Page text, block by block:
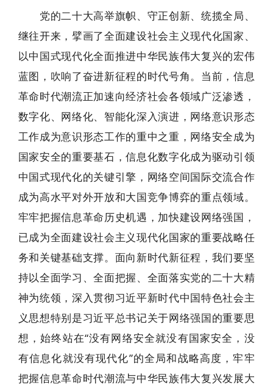
党的二十大高举旗帜、守正创新、统揽全局、
继往开来，擘画了全面建设社会主义现代化国家、
以中国式现代化全面推进中华民族伟大复兴的宏伟
蓝图，吹响了奋进新征程的时代号角。当前，信息
革命时代潮流正加速向经济社会各领域广泛渗透，
数字化、网络化、智能化深入演进，网络意识形态
工作成为意识形态工作的重中之重，网络安全成为
国家安全的重要基石，信息化数字化成为驱动引领
中国式现代化的关键引擎，网络空间国际交流合作
成为高水平对外开放和大国竞争博弈的重点领域。
牢牢把握信息革命历史机遇，加快建设网络强国，
已成为全面建设社会主义现代化国家的重要战略任
务和关键基础支撑。面向新时代新征程，我们要坚
持以全面学习、全面把握、全面落实党的二十大精
神为统领，深入贯彻习近平新时代中国特色社会主
义思想特别是习近平总书记关于网络强国的重要思
想，始终站在“没有网络安全就没有国家安全，没
有信息化就没有现代化”的全局和战略高度，牢牢
把握信息革命时代潮流与中华民族伟大复兴发展大